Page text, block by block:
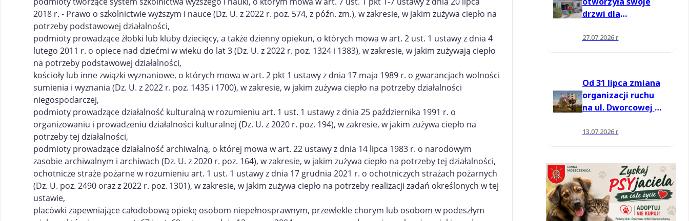
2018 r. - Prawo o szkolnictwie wyższym i nauce (Dz. U. z 2022 r. poz. 574, z późn. zm.), w zakresie, w jakim zużywa ciepło na
potrzeby podstawowej działalności,
podmioty prowadzące żłobki lub kluby dziecięcy, a także dzienny opiekun, o których mowa w art. 2 ust. 1 ustawy z dnia 4
lutego 2011 r. o opiece nad dziećmi w wieku do lat 3 (Dz. U. z 2022 r. poz. 1324 i 1383), w zakresie, w jakim zużywają ciepło
na potrzeby podstawowej działalności,
kościoły lub inne związki wyznaniowe, o których mowa w art. 2 pkt 1 ustawy z dnia 17 maja 1989 r. o gwarancjach wolności
sumienia i wyznania (Dz. U. z 2022 r. poz. 1435 i 1700), w zakresie, w jakim zużywa ciepło na potrzeby działalności
niegospodarczej,
podmioty prowadzące działalność kulturalną w rozumieniu art. 1 ust. 1 ustawy z dnia 25 października 1991 r. o
organizowaniu i prowadzeniu działalności kulturalnej (Dz. U. z 2020 r. poz. 194), w zakresie, w jakim zużywa ciepło na
potrzeby tej działalności,
podmioty prowadzące działalność archiwalną, o której mowa w art. 22 ustawy z dnia 14 lipca 1983 r. o narodowym
zasobie archiwalnym i archiwach (Dz. U. z 2020 r. poz. 164), w zakresie, w jakim zużywa ciepło na potrzeby tej działalności,
ochotnicze straże pożarne w rozumieniu art. 1 ust. 1 ustawy z dnia 17 grudnia 2021 r. o ochotniczych strażach pożarnych
(Dz. U. poz. 2490 oraz z 2022 r. poz. 1301), w zakresie, w jakim zużywa ciepło na potrzeby realizacji zadań określonych w tej
ustawie,
placówki zapewniające całodobową opiekę osobom niepełnosprawnym, przewlekle chorym lub osobom w podeszłym
drzwi dla
27.07.2026 r.
Od 31 lipca zmiana
organizacji ruchu
na ul. Dworcowej w
13.07.2026 r.